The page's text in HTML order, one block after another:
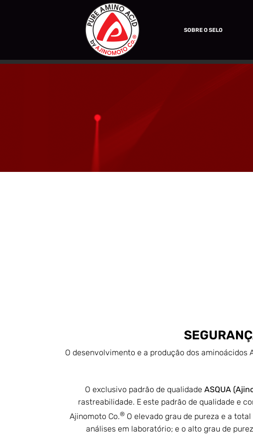
SOBRE O SELO
O desenvolvimento e a produção dos
O exclusivo padrão de qualidade ASQUA
rastreabilidade. E este padrão de qualidade e
Ajinomoto Co.®O elevado grau de pureza e a total
análises em laboratório; e o alto grau de